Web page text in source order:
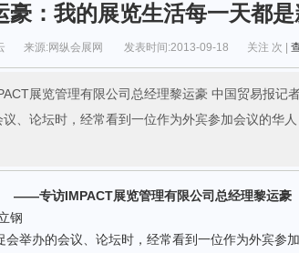
豪：我的展览生活每一天都是
来源:网纵会展网 发表时间:2013-09-18 关注 次 |
展览管理有限公司总经理黎运豪 中国贸易报记
、论坛时，经常看到一位作为外宾参加会议的华
——专访IMPACT展览管理有限公司总经理黎运豪
钢
办的会议、论坛时，经常看到一位作为外宾参